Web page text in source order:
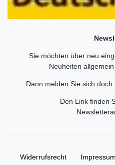
Sie möchten über neu
Neuheiten
Dann melden Sie sich
Den Link finden
Widerrufs­recht Impressum